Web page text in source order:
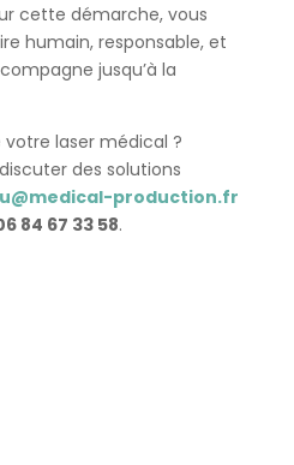
cette démarche, vous
humain, responsable, et
jusqu’à la
laser médical ?
des solutions
production.fr
84 67 33 58.